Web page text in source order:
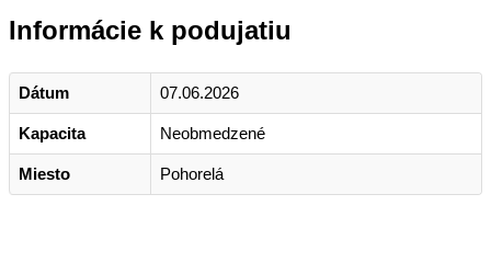
Informácie k podujatiu
Dátum 07.06.2026
Kapacita Neobmedzené
Miesto Pohorelá